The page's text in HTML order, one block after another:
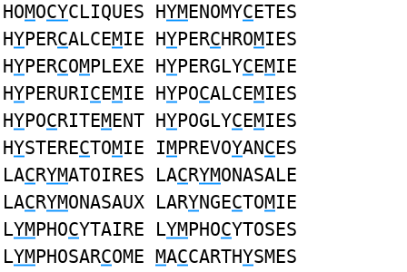
HOMOCYCLIQUES HYMENOMYCETES
HYPERCALCEMIE HYPERCHROMIES
HYPERCOMPLEXE HYPERGLYCEMIE
HYPERURICEMIE HYPOCALCEMIES
HYPOCRITEMENT HYPOGLYCEMIES
HYSTERECTOMIE IMPREVOYANCES
LACRYMATOIRES LACRYMONASALE
LACRYMONASAUX LARYNGECTOMIE
LYMPHOCYTAIRE LYMPHOCYTOSES
LYMPHOSARCOME MACCARTHYSMES